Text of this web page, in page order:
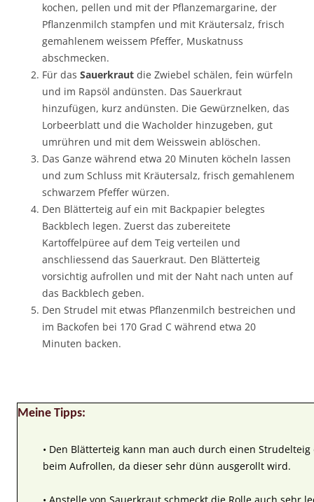
kochen, pellen und mit der Pflanzemargarine, der
Pflanzenmilch stampfen und mit Kräutersalz, frisch
gemahlenem weissem Pfeffer, Muskatnuss
abschmecken.
Für das Sauerkraut die Zwiebel schälen, fein würfeln
und im Rapsöl andünsten. Das Sauerkraut
hinzufügen, kurz andünsten. Die Gewürznelken, das
Lorbeerblatt und die Wacholder hinzugeben, gut
umrühren und mit dem Weisswein ablöschen.
Das Ganze während etwa 20 Minuten köcheln lassen
und zum Schluss mit Kräutersalz, frisch gemahlenem
schwarzem Pfeffer würzen.
Den Blätterteig auf ein mit Backpapier belegtes
Backblech legen. Zuerst das zubereitete
Kartoffelpüree auf dem Teig verteilen und
anschliessend das Sauerkraut. Den Blätterteig
vorsichtig aufrollen und mit der Naht nach unten auf
das Backblech geben.
Den Strudel mit etwas Pflanzenmilch bestreichen und
im Backofen bei 170 Grad C während etwa 20
Minuten backen.
Meine Tipps:
• Den Blätterteig kann man auch durch einen Strudelteig
beim Aufrollen, da dieser sehr dünn ausgerollt wird.